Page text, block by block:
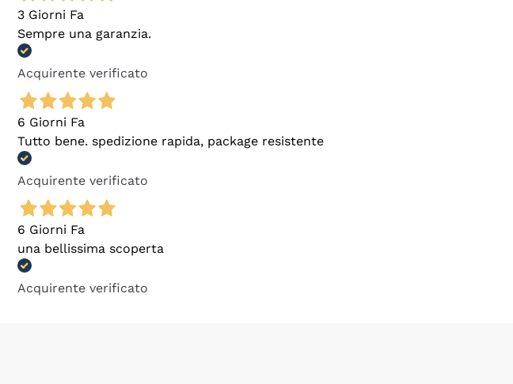
3 Giorni Fa
Sempre una garanzia.
Acquirente verificato
6 Giorni Fa
Tutto bene. spedizione rapida, package resistente
Acquirente verificato
6 Giorni Fa
una bellissima scoperta
Acquirente verificato